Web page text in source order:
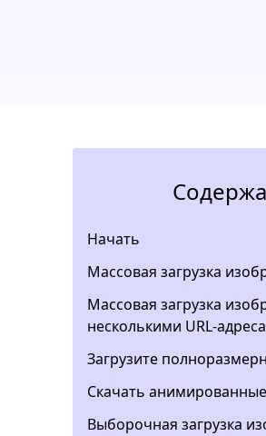
Начать
Массовая загрузка
Массовая загрузка
несколькими URL-
Загрузите
Скачать
Выборочная загрузка